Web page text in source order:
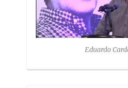
Eduardo